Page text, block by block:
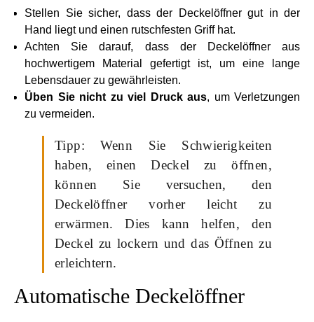
Stellen Sie sicher, dass der Deckelöffner gut in der
Hand liegt und einen rutschfesten Griff hat.
Achten Sie darauf, dass der Deckelöffner aus
hochwertigem Material gefertigt ist, um eine lange
Lebensdauer zu gewährleisten.
Üben Sie nicht zu viel Druck aus, um Verletzungen
zu vermeiden.
Tipp: Wenn Sie Schwierigkeiten
haben, einen Deckel zu öffnen,
können Sie versuchen, den
Deckelöffner vorher leicht zu
erwärmen. Dies kann helfen, den
Deckel zu lockern und das Öffnen zu
erleichtern.
Automatische Deckelöffner